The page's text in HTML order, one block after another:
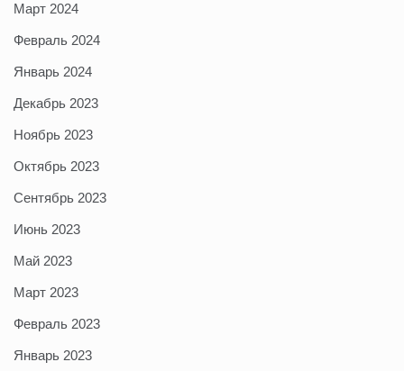
Март 2024
Февраль 2024
Январь 2024
Декабрь 2023
Ноябрь 2023
Октябрь 2023
Сентябрь 2023
Июнь 2023
Май 2023
Март 2023
Февраль 2023
Январь 2023